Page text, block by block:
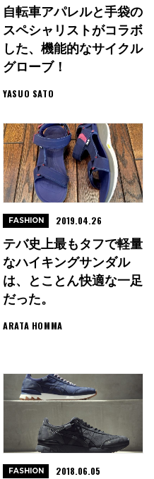
自転車アパレルと手袋の
スペシャリストがコラボ
した、機能的なサイクル
グローブ！
YASUO SATO
テバ史上最もタフで軽量
なハイキングサンダル
は、とことん快適な一足
だった。
ARATA HOMMA
FASHION 2019.04.26
FASHION 2018.06.05